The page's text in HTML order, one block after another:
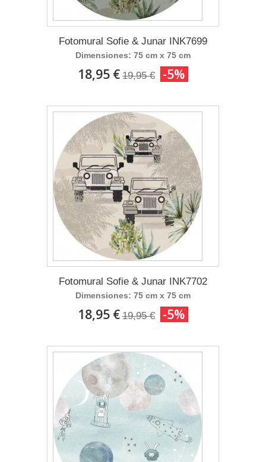
Fotomural Sofie & Junar INK7699
Dimensiones: 75 cm x 75 cm
18,95 € 19,95 € -5%
Fotomural Sofie & Junar INK7702
Dimensiones: 75 cm x 75 cm
18,95 € 19,95 € -5%